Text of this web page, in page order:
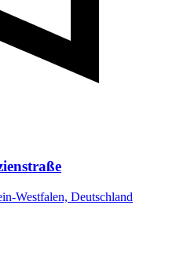
Westfalen, Deutschland